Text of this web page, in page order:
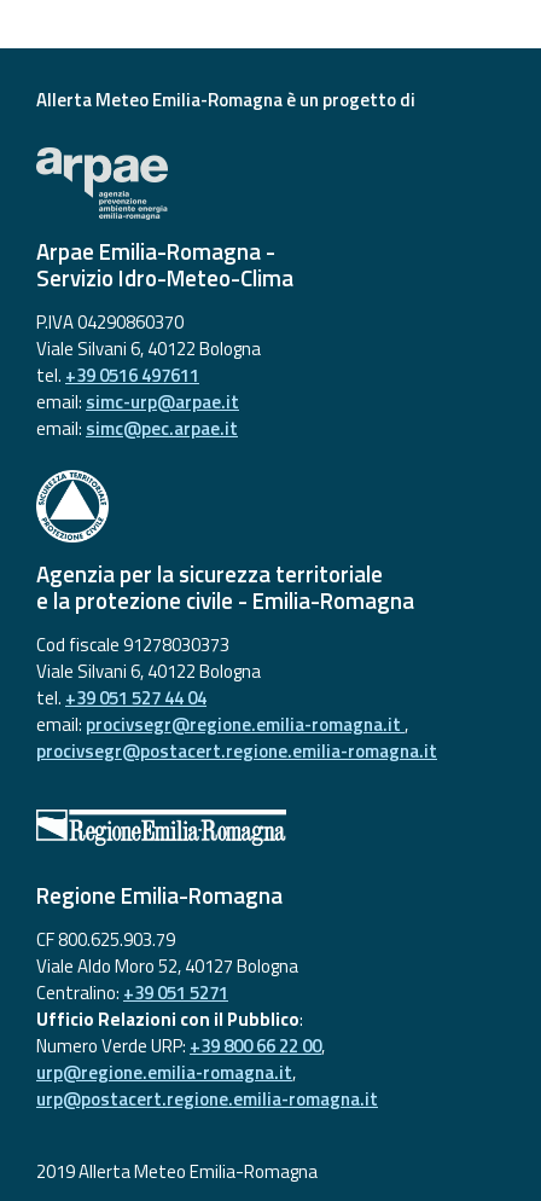
Allerta Meteo Emilia-Romagna è un progetto di
Arpae Emilia-Romagna -
Servizio Idro-Meteo-Clima
P.IVA 04290860370
Viale Silvani 6, 40122 Bologna
tel. +39 0516 497611
email: simc-urp@arpae.it
email: simc@pec.arpae.it
Agenzia per la sicurezza territoriale
e la protezione civile - Emilia-Romagna
Cod fiscale 91278030373
Viale Silvani 6, 40122 Bologna
tel. +39 051 527 44 04
email: procivsegr@regione.emilia-romagna.it,
procivsegr@postacert.regione.emilia-romagna.it
Regione Emilia-Romagna
CF 800.625.903.79
Viale Aldo Moro 52, 40127 Bologna
Centralino: +39 051 5271
Ufficio Relazioni con il Pubblico:
Numero Verde URP: +39 800 66 22 00,
urp@regione.emilia-romagna.it,
urp@postacert.regione.emilia-romagna.it
2019 Allerta Meteo Emilia-Romagna